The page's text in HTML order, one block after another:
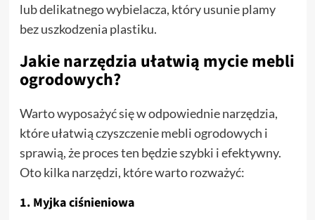
lub delikatnego wybielacza, który usunie plamy
bez uszkodzenia plastiku.
Jakie narzędzia ułatwią mycie mebli
ogrodowych?
Warto wyposażyć się w odpowiednie narzędzia,
które ułatwią czyszczenie mebli ogrodowych i
sprawią, że proces ten będzie szybki i efektywny.
Oto kilka narzędzi, które warto rozważyć:
1. Myjka ciśnieniowa